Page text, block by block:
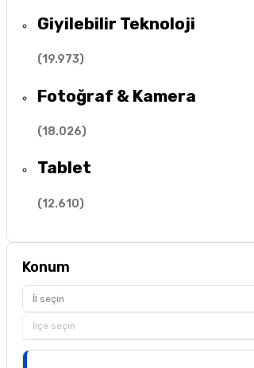
Giyilebilir Teknoloji
(19.973)
Fotoğraf & Kamera
(18.026)
Tablet
(12.610)
Konum
İl seçin
İlçe seçin